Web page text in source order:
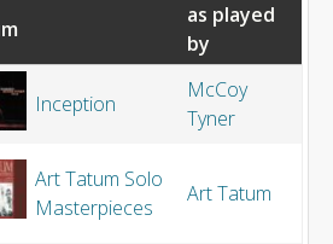
as played
by
Inception
McCoy
Tyner
Art Tatum Solo
Masterpieces
Art Tatum